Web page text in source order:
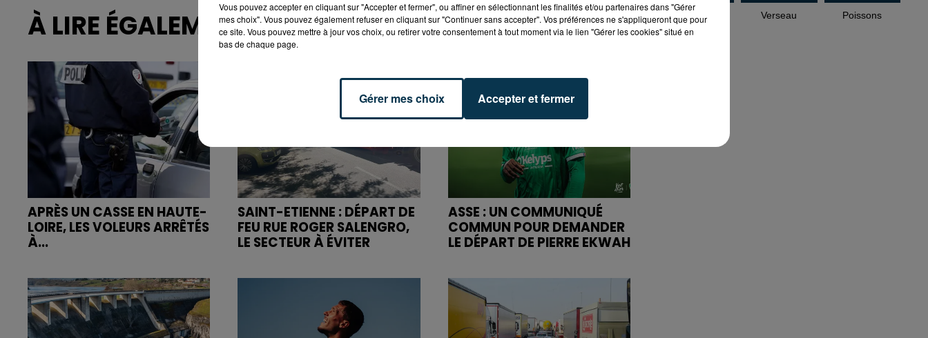
À LIRE ÉGALEMENT
APRÈS UN CASSE EN HAUTE-
LOIRE, LES VOLEURS ARRÊTÉS
À...
SAINT-ETIENNE : DÉPART DE
FEU RUE ROGER SALENGRO,
LE SECTEUR À ÉVITER
ASSE : UN COMMUNIQUÉ
COMMUN POUR DEMANDER
LE DÉPART DE PIERRE EKWAH
Capricorne Verseau Poissons
Vous pouvez accepter en cliquant sur "Accepter et fermer", ou affiner en sélectionnant les finalités et/ou partenaires dans "Gérer
mes choix". Vous pouvez également refuser en cliquant sur "Continuer sans accepter". Vos préférences ne s'appliqueront que pour
ce site. Vous pouvez mettre à jour vos choix, ou retirer votre consentement à tout moment via le lien "Gérer les cookies" situé en
bas de chaque page.
Gérer mes choix Accepter et fermer